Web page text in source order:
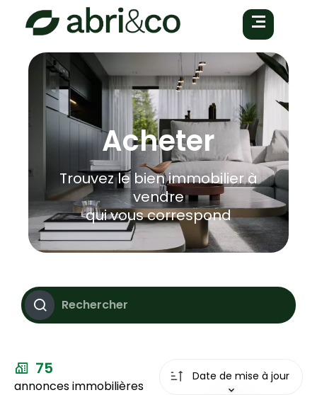
Acheter
Trouvez le bien immobilier à
vendre
qui vous correspond
Rechercher
Type
bien
Date de mise à jour
75
annonces immobilières